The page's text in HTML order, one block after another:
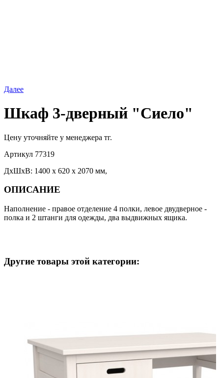
Далее
Шкаф 3-дверный "Сиело"
Цену уточняйте у менеджера тг.
Артикул 77319
ДхШхВ: 1400 х 620 х 2070 мм,
ОПИСАНИЕ
Наполнение - правое отделение 4 полки, левое двудверное -
полка и 2 штанги для одежды, два выдвижных ящика.
Другие товары этой категории: